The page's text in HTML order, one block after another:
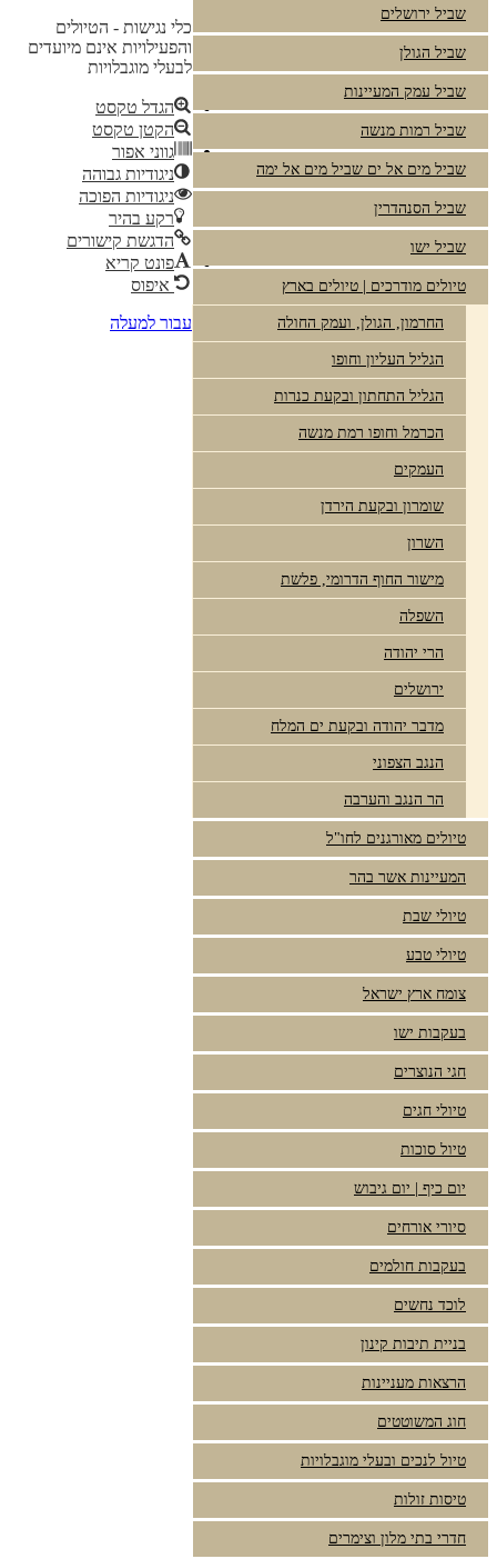
שביל ירושלים
שביל הגולן
שביל עמק המעיינות
שביל רמות מנשה
שביל מים אל ים שביל מים אל ימה
שביל הסנהדרין
שביל ישו
טיולים מודרכים | טיולים בארץ
החרמון, הגולן, ועמק החולה
הגליל העליון וחופו
הגליל התחתון ובקעת כנרות
הכרמל וחופו רמת מנשה
העמקים
שומרון ובקעת הירדן
השרון
מישור החוף הדרומי, פלשת
השפלה
הרי יהודה
ירושלים
מדבר יהודה ובקעת ים המלח
הנגב הצפוני
הר הנגב והערבה
טיולים מאורגנים לחו"ל
המעיינות אשר בהר
טיולי שבת
טיולי טבע
צומח ארץ ישראל
בעקבות ישו
חגי הנוצרים
טיולי חגים
טיול סוכות
יום כיף | יום גיבוש
סיורי אורחים
בעקבות חולמים
לוכד נחשים
בניית תיבות קינון
הרצאות מעניינות
חוג המשוטטים
טיול לנכים ובעלי מוגבלויות
טיסות זולות
חדרי בתי מלון וצימרים
כלי נגישות - הטיולים
והפעילויות אינם מיועדים
לבעלי מוגבלויות
הגדל טקסט
הקטן טקסט
גווני אפור
ניגודיות גבוהה
ניגודיות הפוכה
רקע בהיר
הדגשת קישורים
פונט קריא
איפוס
עבור למעלה